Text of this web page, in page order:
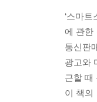
‘스마
에 관한
통신판
광고와
근할 때
이 책의